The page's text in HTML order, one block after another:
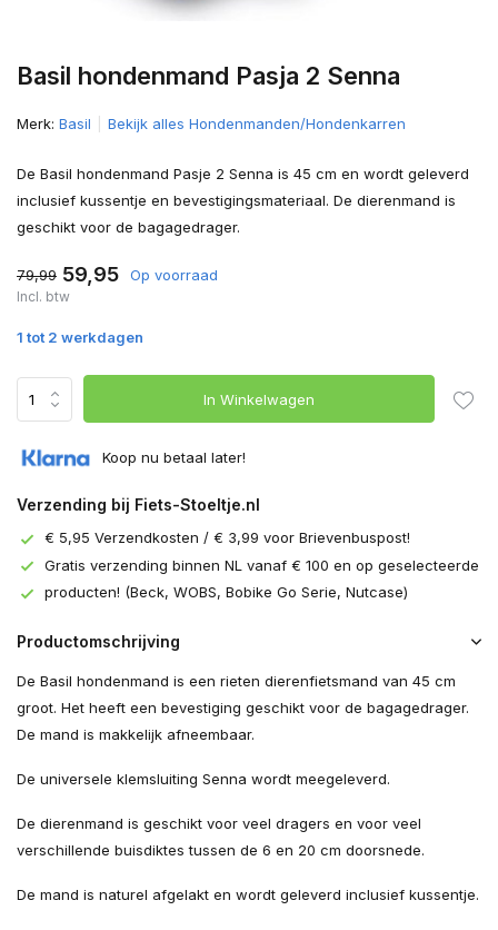
Basil hondenmand Pasja 2 Senna
Merk: Basil Bekijk alles Hondenmanden/Hondenkarren
De Basil hondenmand Pasje 2 Senna is 45 cm en wordt geleverd
inclusief kussentje en bevestigingsmateriaal. De dierenmand is
geschikt voor de bagagedrager.
79,99 59,95 Op voorraad
Incl. btw
1 tot 2 werkdagen
In Winkelwagen
Koop nu betaal later!
Verzending bij Fiets-Stoeltje.nl
€ 5,95 Verzendkosten / € 3,99 voor Brievenbuspost!
Gratis verzending binnen NL vanaf € 100 en op geselecteerde
producten! (Beck, WOBS, Bobike Go Serie, Nutcase)
Productomschrijving
De Basil hondenmand is een rieten dierenfietsmand van 45 cm
groot. Het heeft een bevestiging geschikt voor de bagagedrager.
De mand is makkelijk afneembaar.
De universele klemsluiting Senna wordt meegeleverd.
De dierenmand is geschikt voor veel dragers en voor veel
verschillende buisdiktes tussen de 6 en 20 cm doorsnede.
De mand is naturel afgelakt en wordt geleverd inclusief kussentje.